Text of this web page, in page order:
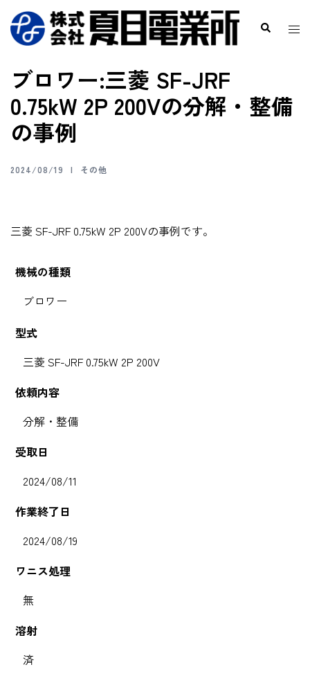
ブロワー:三菱 SF-JRF
0.75kW 2P 200Vの分解・整備
の事例
2024/08/19 その他
三菱 SF-JRF 0.75kW 2P 200Vの事例です。
機械の種類
ブロワー
型式
三菱 SF-JRF 0.75kW 2P 200V
依頼内容
分解・整備
受取日
2024/08/11
作業終了日
2024/08/19
ワニス処理
無
溶射
済